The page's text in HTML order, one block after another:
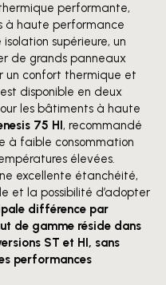
performante,
à haute performance
supérieure, un
de grands panneaux
un confort thermique et
disponible en deux
les bâtiments à haute
75 HI , recommandé
à faible consommation
élevées.
excellente étanchéité,
et la possibilité d’adopter
différence par
de gamme réside dans
ST et HI, sans
performances